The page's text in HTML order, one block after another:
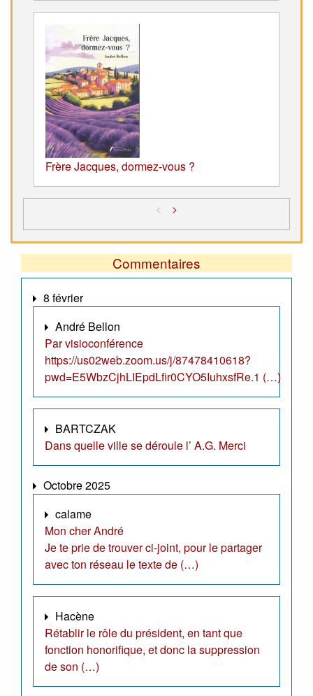
Frère Jacques, dormez-vous ?
< >
Commentaires
8 février
André Bellon
Par visioconférence
https://us02web.zoom.us/j/87478410618?
pwd=E5WbzCjhLIEpdLfir0CYO5IuhxsfRe.1 (…)
BARTCZAK
Dans quelle ville se déroule l’ A.G. Merci
Octobre 2025
calame
Mon cher André
Je te prie de trouver ci-joint, pour le partager
avec ton réseau le texte de (…)
Hacène
Rétablir le rôle du président, en tant que
fonction honorifique, et donc la suppression
de son (…)